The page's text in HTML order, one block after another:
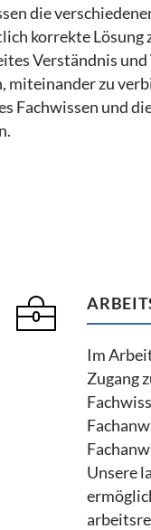
die
korrekte Lösung
Verständnis
miteinander zu
Fachwissen und
Im
Zugang
Unsere